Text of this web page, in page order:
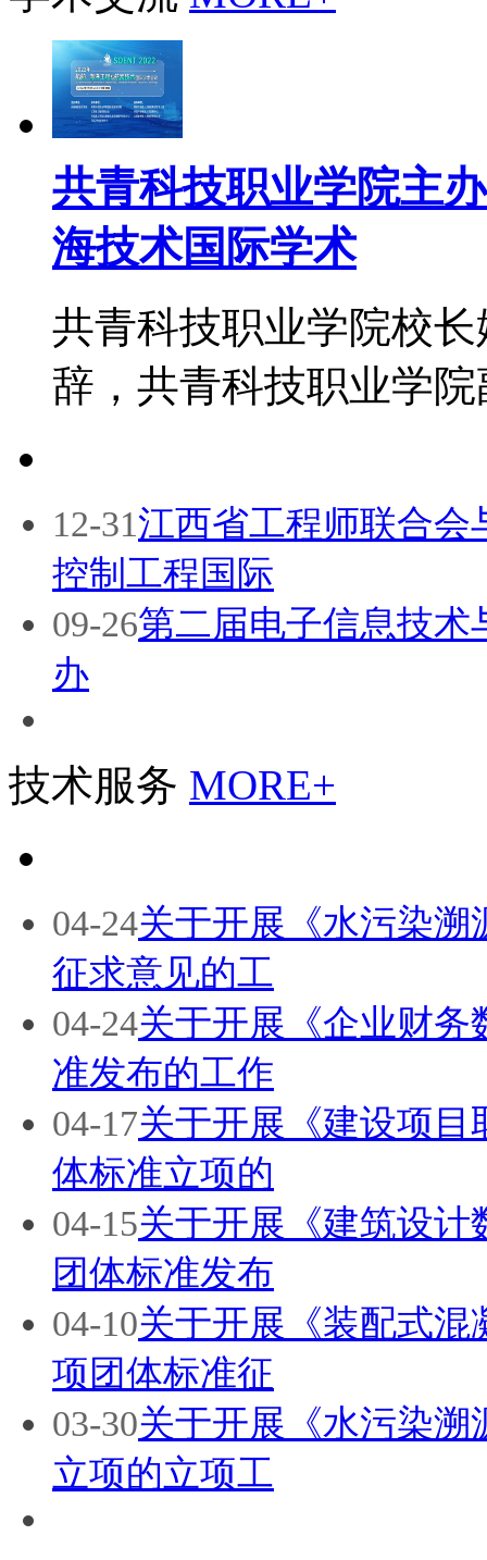
共青科技职业学院主
海技术国际学术
共青科技职业学院校
辞，共青科技职业学
12-31江西省工程师联合会
控制工程国际
09-26第二届电子信息技术
办
技术服务 MORE+
04-24关于开展《水污染溯
征求意见的工
04-24关于开展《企业财务
准发布的工作
04-17关于开展《建设项目
体标准立项的
04-15关于开展《建筑设计
团体标准发布
04-10关于开展《装配式混
项团体标准征
03-30关于开展《水污染溯
立项的立项工